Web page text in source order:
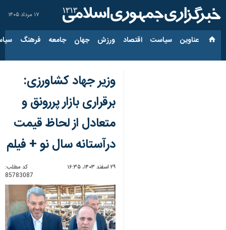
۱۷ مرداد ۱۴۰۵
عناوین‌ سیاست اقتصاد ورزش جهان جامعه فرهنگ
وزیر جهاد کشاورزی:
برقراری بازار پررونق و
متعادل از لحاظ قیمت
درآستانه سال نو + فیلم
۲۹ اسفند ۱۴۰۳، ۱۶:۳۵
کد مطلب:
85783087